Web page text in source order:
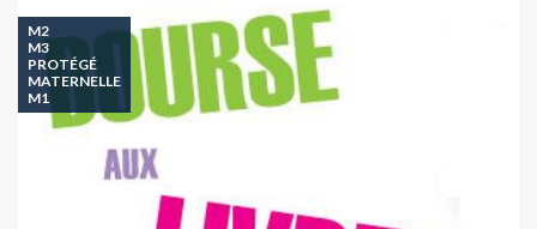
M2
M3
PROTÉGÉ
MATERNELLE
M1